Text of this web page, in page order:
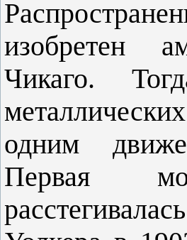
изобретен
Чикаго.
одним
Первая